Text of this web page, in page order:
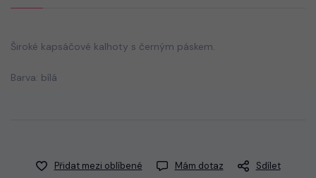
Široké kapsáčové kalhoty s černým páskem.
Barva: bílá
Přidat mezi oblíbené Mám dotaz Sdílet